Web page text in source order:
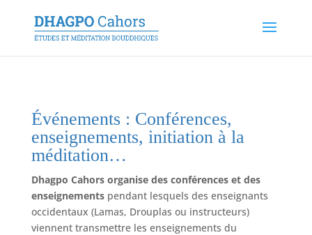
Événements : Conférences,
enseignements, initiation à la
méditation…
Dhagpo Cahors organise des conférences et des
enseignementspendant lesquels des enseignants
occidentaux (Lamas, Drouplas ou instructeurs)
viennent transmettre les enseignements du